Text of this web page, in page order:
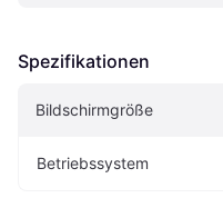
Spezifikationen
Bildschirmgröße
Betriebssystem